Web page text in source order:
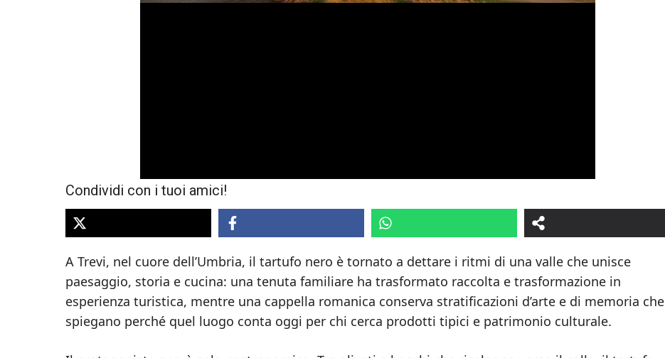
Condividi con i tuoi amici!
A Trevi, nel cuore dell’Umbria, il tartufo nero è tornato a dettare i ritmi di una valle che unisce
paesaggio, storia e cucina: una tenuta familiare ha trasformato raccolta e trasformazione in
esperienza turistica, mentre una cappella romanica conserva stratificazioni d’arte e di memoria che
spiegano perché quel luogo conta oggi per chi cerca prodotti tipici e patrimonio culturale.